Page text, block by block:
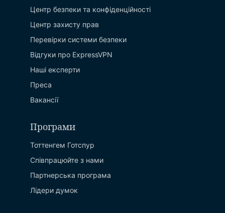
Центр безпеки та конфіденційності
Центр захисту прав
Перевірки системи безпеки
Відгуки про ExpressVPN
Наші експерти
Преса
Вакансії
Програми
Тоттенгем Готспур
Співпрацюйте з нами
Партнерська програма
Лідери думок